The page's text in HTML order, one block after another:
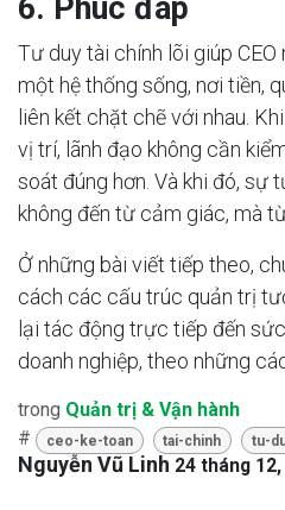
6. Phúc đáp
Tư duy tài chính lõi giúp CEO
một hệ thống sống, nơi tiền,
liên kết chặt chẽ với nhau.
vị trí, lãnh đạo không cần
soát đúng hơn. Và khi đó, sự
không đến từ cảm giác, mà
Ở những bài viết tiếp theo,
cách các cấu trúc quản trị
lại tác động trực tiếp đến
doanh nghiệp, theo những
trong Quản trị & Vận hành
#
ceo-ke-toan tai-chinh tu-
Nguyễn Vũ Linh 24 tháng